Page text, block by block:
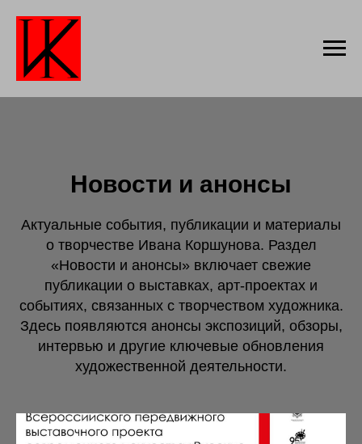
Новости и анонсы
Актуальные события, публикации и материалы
о творчестве Ивана Коршунова. Раздел
«Новости и анонсы» включает свежие
публикации о выставках, арт-проектах и
событиях, связанных с творчеством художника.
Здесь появляются анонсы экспозиций, обзоры,
интервью и другие ключевые обновления
художественной деятельности.